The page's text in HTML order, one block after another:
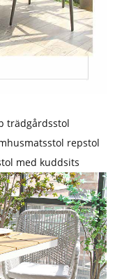
trädgårdsstol
repstol
med kuddsits